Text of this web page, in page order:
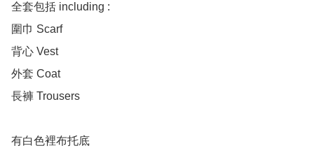
全套包括 including :
圍巾 Scarf
背心 Vest
外套 Coat
長褲 Trousers
有白色裡布托底